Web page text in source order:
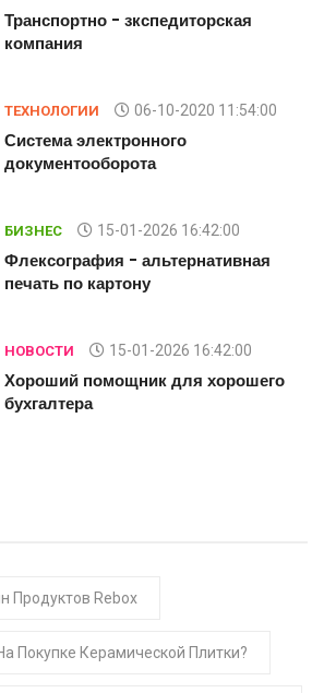
Транспортно - зкспедиторская
компания
ТЕХНОЛОГИИ 06-10-2020 11:54:00
Система электронного
документооборота
БИЗНЕС 15-01-2026 16:42:00
Флексография - альтернативная
печать по картону
НОВОСТИ 15-01-2026 16:42:00
Хороший помощник для хорошего
бухгалтера
Продуктов Rebox
Покупке Керамической Плитки?